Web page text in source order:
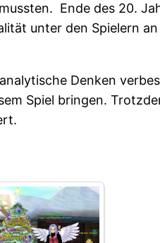
Ende des 20.
unter den Spielern
Denken
Spiel bringen.